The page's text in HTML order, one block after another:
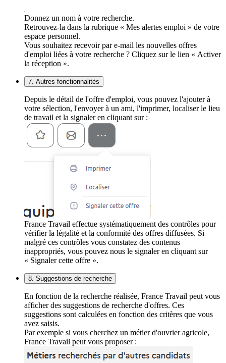
Donnez un nom à votre recherche.
Retrouvez-la dans la rubrique « Mes alertes emploi » de votre
espace personnel.
Vous souhaitez recevoir par e-mail les nouvelles offres
d'emploi liées à votre recherche ? Cliquez sur le lien « Activer
la réception ».
7. Autres fonctionnalités
Depuis le détail de l'offre d'emploi, vous pouvez l'ajouter à
votre sélection, l'envoyer à un ami, l'imprimer, localiser le lieu
de travail et la signaler en cliquant sur :
France Travail effectue systématiquement des contrôles pour
vérifier la légalité et la conformité des offres diffusées. Si
malgré ces contrôles vous constatez des contenus
inappropriés, vous pouvez nous le signaler en cliquant sur
« Signaler cette offre ».
8. Suggestions de recherche
En fonction de la recherche réalisée, France Travail peut vous
afficher des suggestions de recherche d'offres. Ces
suggestions sont calculées en fonction des critères que vous
avez saisis.
Par exemple si vous cherchez un métier d'ouvrier agricole,
France Travail peut vous proposer :